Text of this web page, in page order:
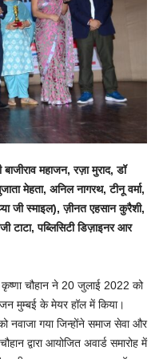
महाजन, रज़ा मुराद, डॉ
मेहता, अनिल नागरथ, टीनू वर्मा,
जी स्माइल), ज़ीनत एहसान कुरैशी,
टाटा, पब्लिसिटी डिज़ाइनर आर
कृष्णा चौहान ने 20 जुलाई 2022 को
मुम्बई के मेयर हॉल में किया।
नवाजा गया जिन्होंने समाज सेवा और
द्वारा आयोजित अवार्ड समारोह में